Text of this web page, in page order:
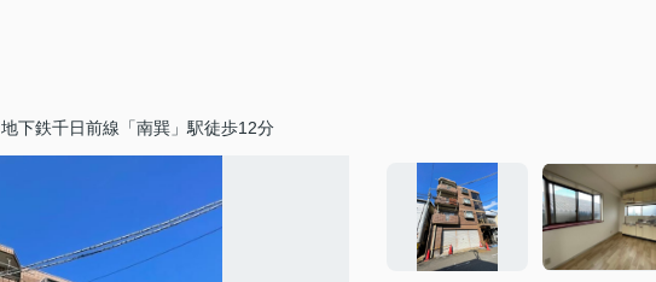
地下鉄千日前線「南巽」駅徒歩12分